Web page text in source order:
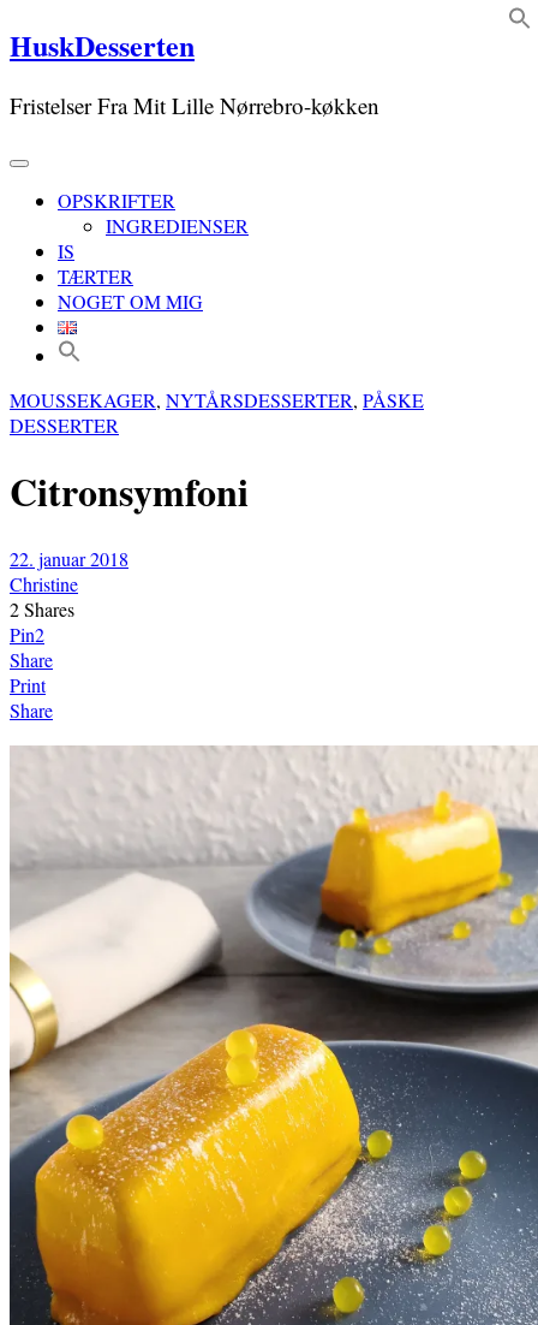
Skip
to
HuskDesserten
Fristelser Fra Mit Lille Nørrebro-køkken
OPSKRIFTER
INGREDIENSER
IS
TÆRTER
NOGET OM MIG
MOUSSEKAGER, NYTÅRSDESSERTER, PÅSKE
DESSERTER
Citronsymfoni
22. januar 2018
Christine
2Shares
Pin2
Share
Print
Share